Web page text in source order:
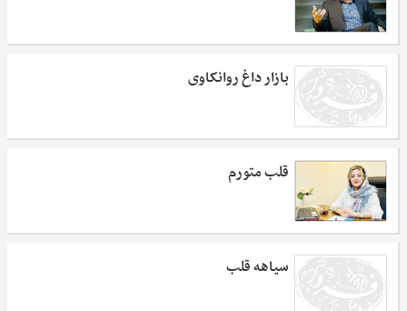
بازار داغ روانکاوی
قلب متورم
سیاهه قلب